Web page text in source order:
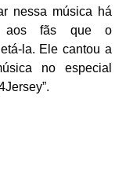
nessa música há
aos fãs que o
la. Ele cantou a
no especial